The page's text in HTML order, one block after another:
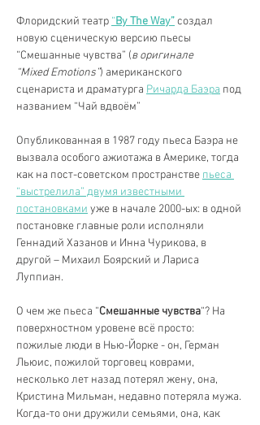
Флоридский театр “By The Way” создал
новую сценическую версию пьесы
“Смешанные чувства” (в оригинале
“Mixed Emotions”) американского
сценариста и драматурга Ричарда Баэра под
названием “Чай вдвоём”
Опубликованная в 1987 году пьеса Баэра не
вызвала особого ажиотажа в Америке, тогда
как на пост-советском пространстве пьеса
“выстрелила” двумя известными
постановками уже в начале 2000-ых: в одной
постановке главные роли исполняли
Геннадий Хазанов и Инна Чурикова, в
другой – Михаил Боярский и Лариса
Луппиан.
О чем же пьеса “Смешанные чувства“? На
поверхностном уровене всё просто:
пожилые люди в Нью-Йорке - он, Герман
Льюис, пожилой торговец коврами,
несколько лет назад потерял жену, она,
Кристина Мильман, недавно потеряла мужа.
Когда-то они дружили семьями, она, как